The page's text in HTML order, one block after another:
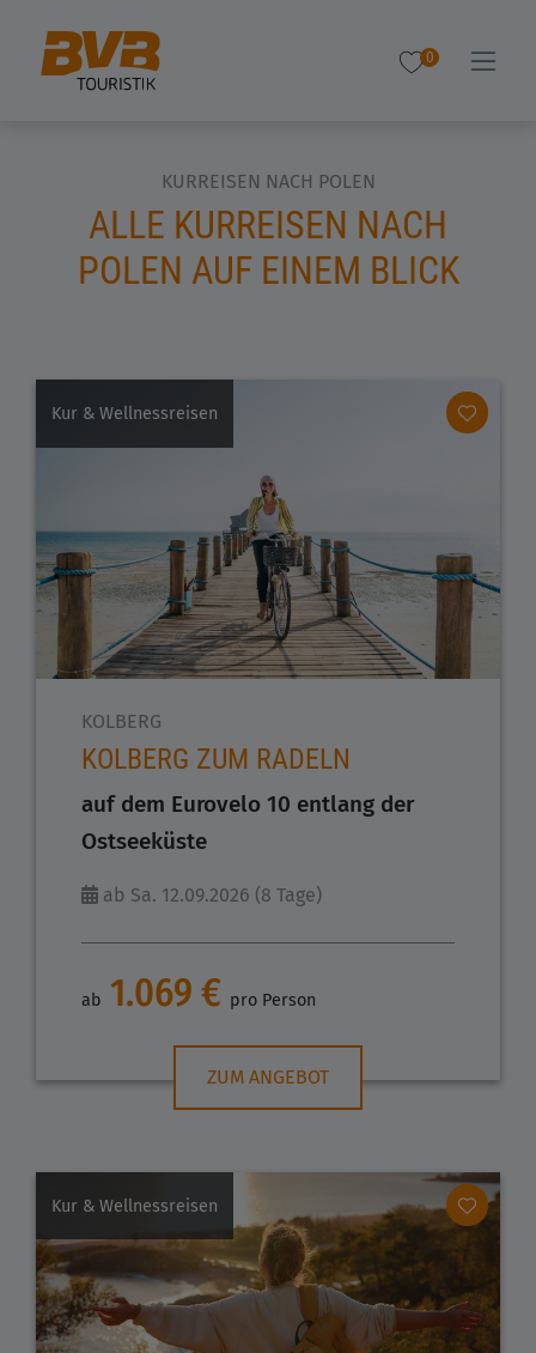
0
KURREISEN NACH POLEN
ALLE KURREISEN NACH
POLEN AUF EINEM BLICK
Kur & Wellnessreisen
KOLBERG
KOLBERG ZUM RADELN
auf dem Eurovelo 10 entlang der
Ostseeküste
ab Sa. 12.09.2026 (8 Tage)
ab 1.069 € pro Person
ZUM ANGEBOT
Kur & Wellnessreisen